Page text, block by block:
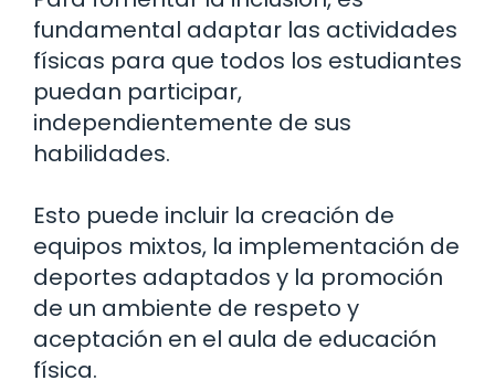
fundamental adaptar las actividades
físicas para que todos los estudiantes
puedan participar,
independientemente de sus
habilidades.
Esto puede incluir la creación de
equipos mixtos, la implementación de
deportes adaptados y la promoción
de un ambiente de respeto y
aceptación en el aula de educación
física.